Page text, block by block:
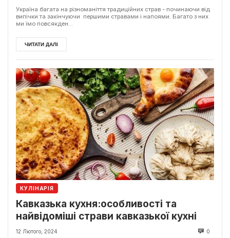
Україна багата на різноманіття традиційних страв - починаючи від
випічки та закінчуючи першими стравами і напоями. Багато з них
ми їмо повсякден...
ЧИТАТИ ДАЛІ
КУЛІНАРІЯ
Кавказька кухня:особливості та
найвідоміші страви кавказької кухні
12 Лютого, 2024 0